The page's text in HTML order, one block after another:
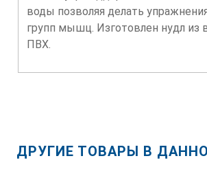
воды позволяя делать
групп мышц. Изготовлен нудл из
ПВХ.
ДРУГИЕ ТОВАРЫ В